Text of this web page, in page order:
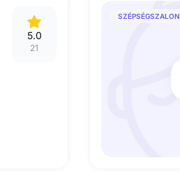
5.0
21
SZÉPSÉGSZALON